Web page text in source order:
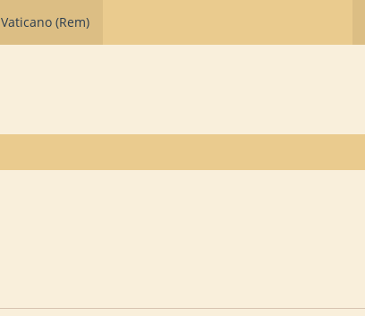
Vaticano (Rem)